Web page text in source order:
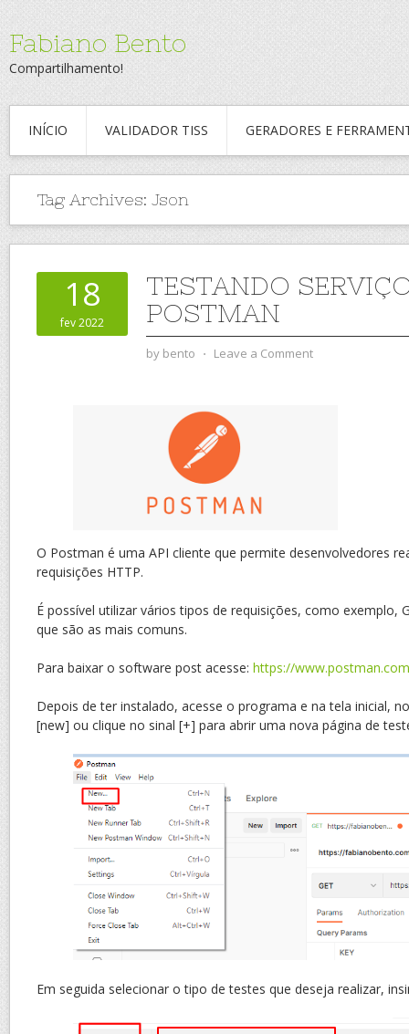
Fabiano Bento
Compartilhamento!
INÍCIO VALIDADOR TISS GERADORES E
Tag Archives: Json
18
fev 2022
TESTANDO
POSTMAN
by bento ⋅ Leave a Comment
O Postman é uma API cliente que permite desenvolvedores
requisições HTTP.
É possível utilizar vários tipos de requisições, como exemplo,
que são as mais comuns.
Para baixar o software post acesse: https://www.postman.com
Depois de ter instalado, acesse o programa e na tela inicial,
[new] ou clique no sinal [+] para abrir uma nova página de
Em seguida selecionar o tipo de testes que deseja realizar,